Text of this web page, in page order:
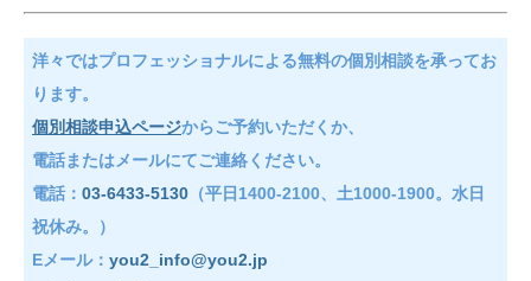
洋々ではプロフェッショナルによる無料の個別相談を承ってお
ります。
個別相談申込ページからご予約いただくか、
電話またはメールにてご連絡ください。
電話： 03-6433-5130 （平日1400-2100、土1000-1900。水日
祝休み。）
Eメール： you2_info@you2.jp